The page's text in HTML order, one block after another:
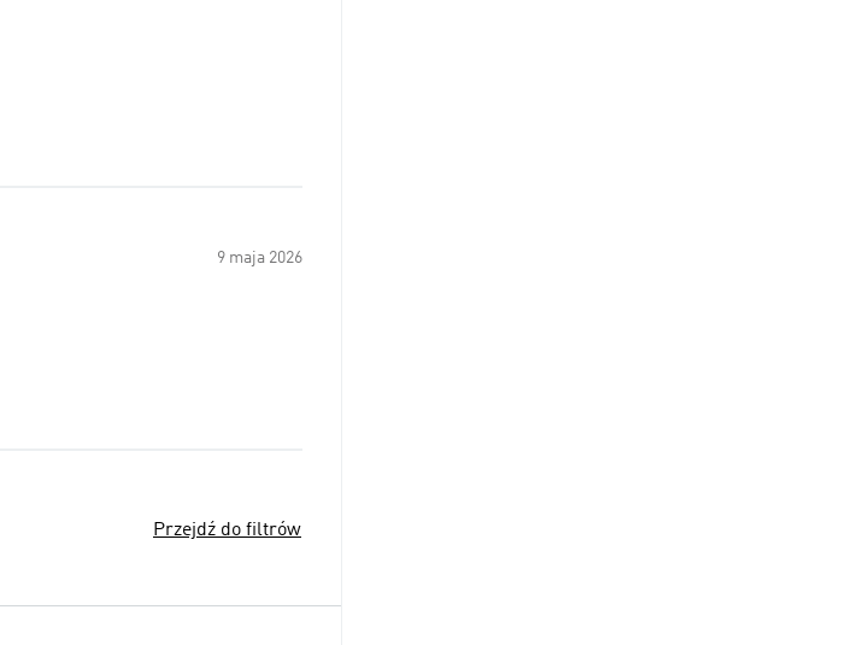
9 maja 2026
Przejdź do filtrów